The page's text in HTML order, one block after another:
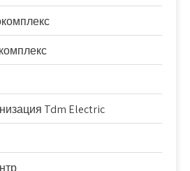
Tdm Electric